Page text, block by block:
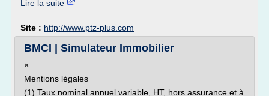
Lire la suite
Site : http://www.ptz-plus.com
BMCI | Simulateur Immobilier
×
Mentions légales
(1) Taux nominal annuel variable, HT, hors assurance et à